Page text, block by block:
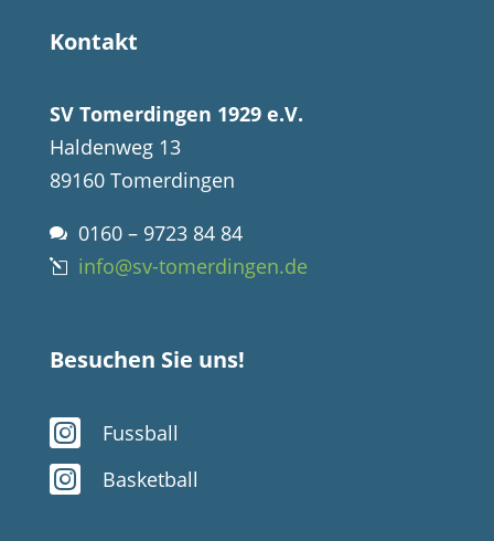
Kontakt
SV Tomerdingen 1929 e.V.
Haldenweg 13
89160 Tomerdingen
 0160 – 9723 84 84
l info@sv-tomerdingen.de
Besuchen Sie uns!
 Fussball
 Basketball